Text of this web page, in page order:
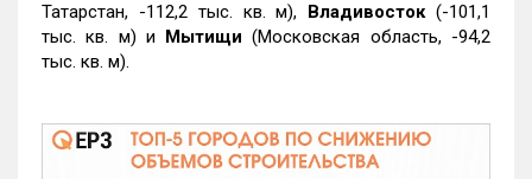
Татарстан, -112,2 тыс. кв. м), Владивосток(-101,1
тыс. кв. м) и Мытищи (Московская область, -94,2
тыс. кв. м).